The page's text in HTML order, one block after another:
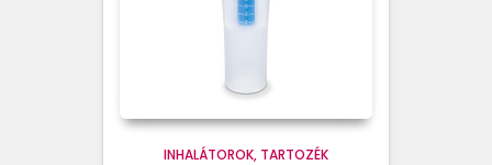
INHALÁTOROK TARTOZÉK